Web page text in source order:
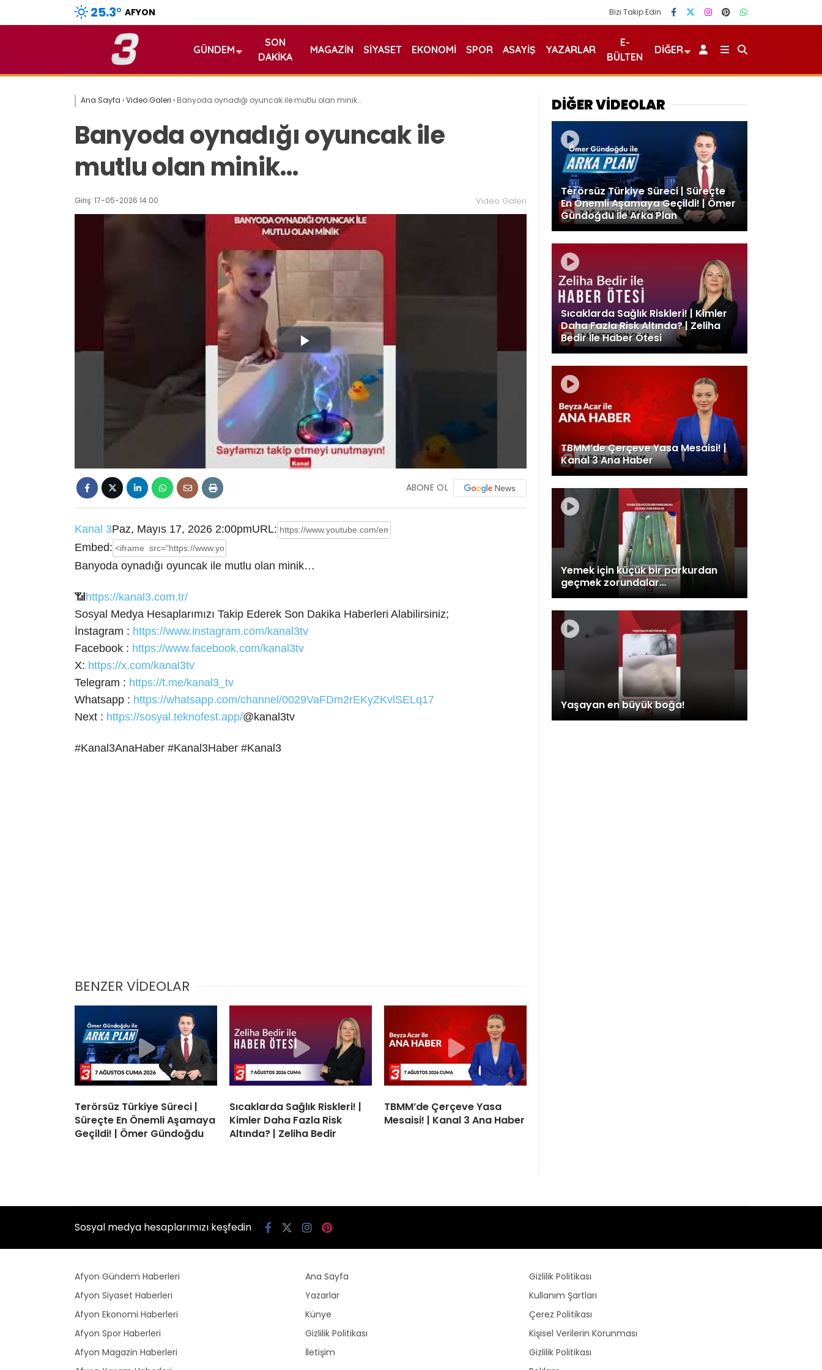
25.3° AFYON Bizi Takip Edin
GÜNDEM
SON
DAKIKA
MAGAZIN SIYASET EKONOMI SPOR ASAYIŞ YAZARLAR
E-
BÜLTEN
DIĞER
Ana Sayfa ›Video Galeri › Banyoda oynadığı oyuncak ile mutlu olan minik…
Banyoda oynadığı oyuncak ile
mutlu olan minik…
Giriş: 17-05-2026 14:00 Video Galeri
Play
Video
ABONE OL
Kanal 3Paz, Mayıs 17, 2026 2:00pmURL:
Embed:
Banyoda oynadığı oyuncak ile mutlu olan minik…
📶 https://kanal3.com.tr/
Sosyal Medya Hesaplarımızı Takip Ederek Son Dakika Haberleri Alabilirsiniz;
İnstagram : https://www.instagram.com/kanal3tv
Facebook : https://www.facebook.com/kanal3tv
X: https://x.com/kanal3tv
Telegram : https://t.me/kanal3_tv
Whatsapp : https://whatsapp.com/channel/0029VaFDm2rEKyZKvlSELq17
Next : https://sosyal.teknofest.app/@kanal3tv
#Kanal3AnaHaber #Kanal3Haber #Kanal3
BENZER VİDEOLAR
Terörsüz Türkiye Süreci |
Süreçte En Önemli Aşamaya
Geçildi! | Ömer Gündoğdu
Sıcaklarda Sağlık Riskleri! |
Kimler Daha Fazla Risk
Altında? | Zeliha Bedir
TBMM’de Çerçeve Yasa
Mesaisi! | Kanal 3 Ana Haber
DİĞER VİDEOLAR
Terörsüz Türkiye Süreci | Süreçte
En Önemli Aşamaya Geçildi! | Ömer
Gündoğdu İle Arka Plan
Sıcaklarda Sağlık Riskleri! | Kimler
Daha Fazla Risk Altında? | Zeliha
Bedir İle Haber Ötesi
TBMM’de Çerçeve Yasa Mesaisi! |
Kanal 3 Ana Haber
Yemek için küçük bir parkurdan
geçmek zorundalar…
Yaşayan en büyük boğa!
Sosyal medya hesaplarımızı keşfedin
Afyon Gündem Haberleri
Afyon Siyaset Haberleri
Afyon Ekonomi Haberleri
Afyon Spor Haberleri
Afyon Magazin Haberleri
Ana Sayfa
Yazarlar
Künye
Gizlilik Politikası
İletişim
Gizlilik Politikası
Kullanım Şartları
Çerez Politikası
Kişisel Verilerin Korunması
Gizlilik Politikası